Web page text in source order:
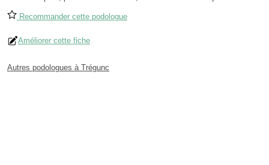
Recommander cette podologue
Améliorer cette fiche
Autres podologues à Trégunc